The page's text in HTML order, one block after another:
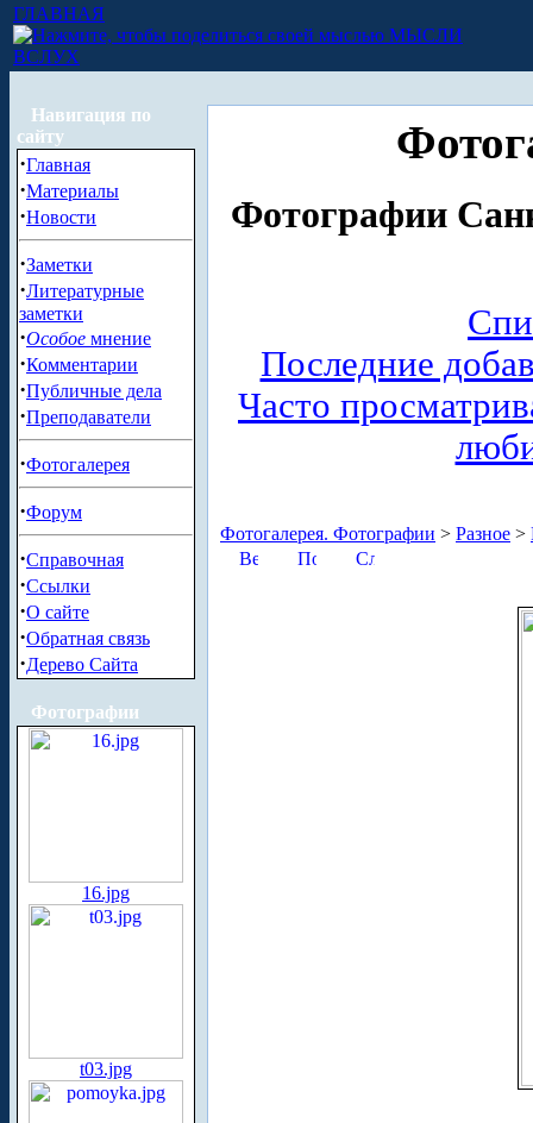
ГЛАВНАЯ
МЫСЛИ
ВСЛУХ
Навигация по
сайту
·Главная
·Материалы
·Новости
·Заметки
·Литературные
заметки
·Особое мнение
·Комментарии
·Публичные дела
·Преподаватели
·Фотогалерея
·Форум
·Справочная
·Ссылки
·О сайте
·Обратная связь
·Дерево Сайта
Фотографии
16.jpg
t03.jpg
Фотографии
Последние
Часто
Фотогалерея. Фотографии > Разное >